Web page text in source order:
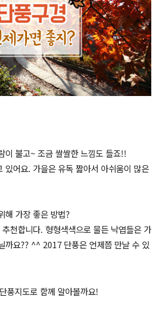
이 불고~ 조금 쌀쌀한 느낌도 들죠!!
있어요. 가을은 유독 짧아서 아쉬움이 많은
해 가장 좋은 방법?
천합니다. 형형색색으로 물든 낙엽들은 가
까요?? ^^ 2017 단풍은 언제쯤 만날 수 있
풍지도로 함께 알아볼까요!